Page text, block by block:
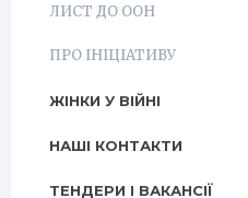
ЛИСТ ДО ООН
ПРО ІНІЦІАТИВУ
ЖІНКИ У ВІЙНІ
НАШІ КОНТАКТИ
ТЕНДЕРИ І ВАКАНСІЇ